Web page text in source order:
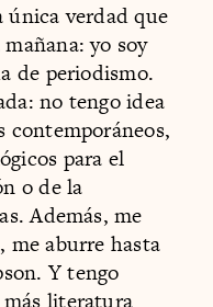
única verdad que
yo soy
de periodismo.
no tengo idea
contemporáneos,
para el
o de la
Además, me
me aburre hasta
Y tengo